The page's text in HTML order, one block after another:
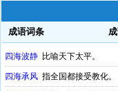
成语词条
四海波静 比喻天下太平。
四海承风 指全国都接受教化。